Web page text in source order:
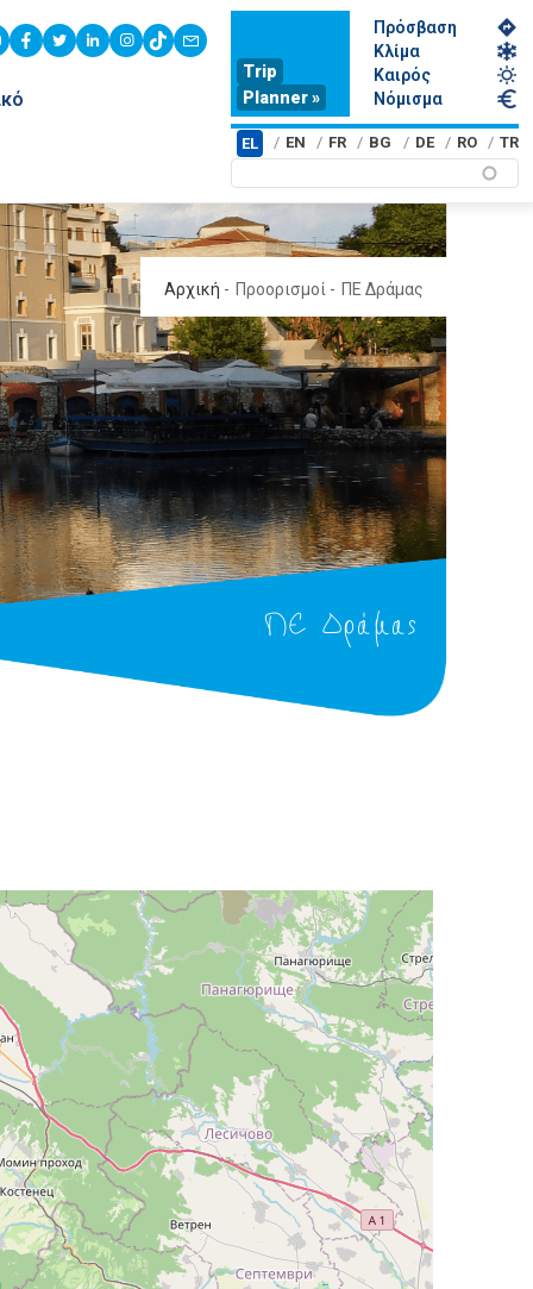
youtubefacebook
twitterlinkedininstagram
tiktokcontact
Trip
Planner »
Πρόσβαση
Κλίμα
Καιρός
Νόμισμα
EL EN FR BG DE RO TR
ΠΕ Δράμας
Αρχική - Προορισμοί - ΠΕ Δράμας